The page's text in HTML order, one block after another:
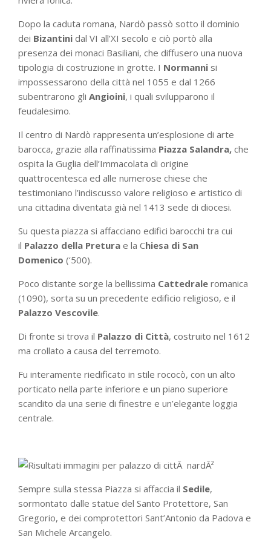
Dopo la caduta romana, Nardò passò sotto il dominio
dei Bizantini dal VI all’XI secolo e ciò portò alla
presenza dei monaci Basiliani, che diffusero una nuova
tipologia di costruzione in grotte. I Normanni si
impossessarono della città nel 1055 e dal 1266
subentrarono gli Angioini, i quali svilupparono il
feudalesimo.
Il centro di Nardò rappresenta un’esplosione di arte
barocca, grazie alla raffinatissima Piazza Salandra, che
ospita la Guglia dell’Immacolata di origine
quattrocentesca ed alle numerose chiese che
testimoniano l’indiscusso valore religioso e artistico di
una cittadina diventata già nel 1413 sede di diocesi.
Su questa piazza si affacciano edifici barocchi tra cui
il Palazzo della Pretura e la Chiesa di San
Domenico (‘500).
Poco distante sorge la bellissima Cattedrale romanica
(1090), sorta su un precedente edificio religioso, e il
Palazzo Vescovile.
Di fronte si trova il Palazzo di Città, costruito nel 1612
ma crollato a causa del terremoto.
Fu interamente riedificato in stile rococò, con un alto
porticato nella parte inferiore e un piano superiore
scandito da una serie di finestre e un’elegante loggia
centrale.
Sempre sulla stessa Piazza si affaccia il Sedile,
sormontato dalle statue del Santo Protettore, San
Gregorio, e dei comprotettori Sant’Antonio da Padova e
San Michele Arcangelo.